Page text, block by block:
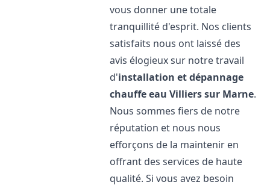
vous donner une totale
tranquillité d'esprit. Nos clients
satisfaits nous ont laissé des
avis élogieux sur notre travail
d'installation et dépannage
chauffe eau Villiers sur Marne.
Nous sommes fiers de notre
réputation et nous nous
efforçons de la maintenir en
offrant des services de haute
qualité. Si vous avez besoin